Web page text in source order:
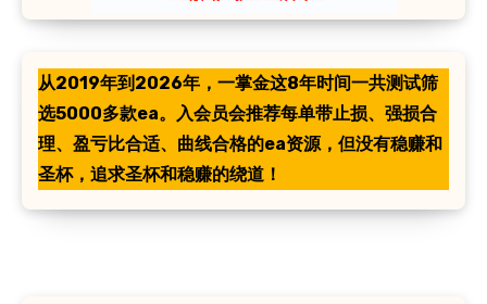
从2019年到2026年，一掌金这8年时间一共测试筛
选5000多款ea。入会员会推荐每单带止损、强损合
理、盈亏比合适、曲线合格的ea资源，但没有稳赚和
圣杯，追求圣杯和稳赚的绕道！